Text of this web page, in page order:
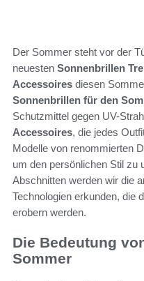
Der Sommer steht vor der
neuesten Sonnenbrillen
Accessoires diesen
Sonnenbrillen für den
Schutzmittel gegen UV-
Accessoires, die jedes
Modelle von renommierten
um den persönlichen Stil zu
Abschnitten werden wir die
Technologien erkunden, die
erobern werden.
Die Bedeutung
Sommer